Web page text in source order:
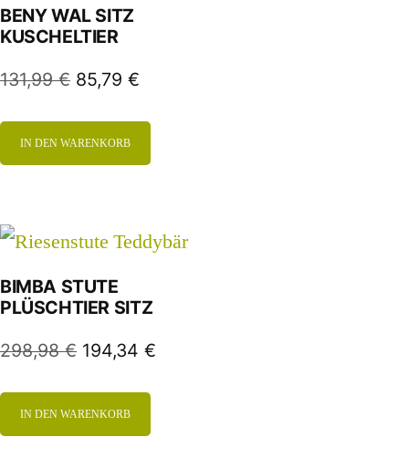
BENY WAL SITZ
KUSCHELTIER
131,99€ 85,79 €
IN DEN WARENKORB
BIMBA STUTE
PLÜSCHTIER SITZ
298,98€ 194,34 €
IN DEN WARENKORB